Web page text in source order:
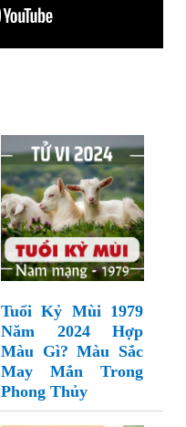
Tuổi Kỷ Mùi 1979
Năm 2024 Hợp
Màu Gì? Màu Sắc
May Mắn Trong
Phong Thủy